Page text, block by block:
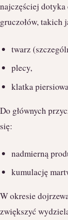
najczęściej
gruczołów, takich
twarz
plecy,
klatka
Do głównych
się:
nadmierną
kumulację
W okresie
zwiększyć